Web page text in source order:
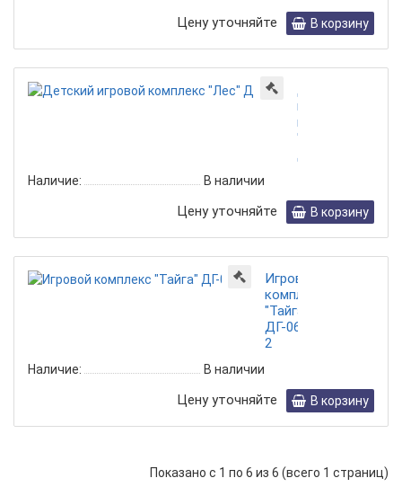
Цену уточняйте В корзину
Детский
игровой
комплекс
"Лес"
ДГ-068
Наличие: В наличии
Цену уточняйте В корзину
Игровой
комплекс
"Тайга"
ДГ-064
2
Наличие: В наличии
Цену уточняйте В корзину
Показано с 1 по 6 из 6 (всего 1 страниц)